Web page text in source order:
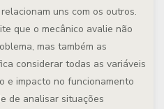
uns com os outros.
que o mecânico avalie não
mas também as
considerar todas as variáveis
e impacto no funcionamento
de analisar situações